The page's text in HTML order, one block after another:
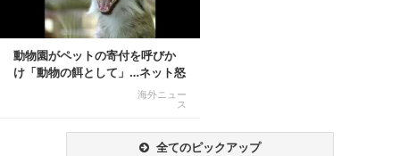
動物園がペットの寄付を呼びか
け「動物の餌として」…ネット怒
海外ニュー
ス
全てのピックアップ